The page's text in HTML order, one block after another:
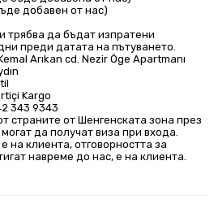
добавен от нас)
трябва да бъдат изпратени
преди датата на пътуването.
Arıkan cd. Nezir Öge Apartmanı
Kargo
343 9343
страните от Шенгенската зона през
да получат виза при входа.
на клиента, отговорността за
навреме до нас, е на клиента.